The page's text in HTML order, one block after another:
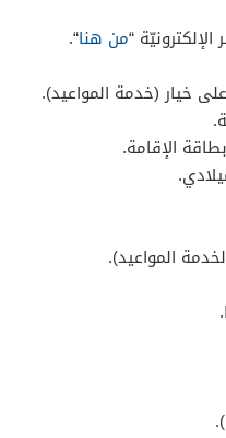
“من هنا“.
خيار (خدمة المواعيد).
الإقامة.
المواعيد).